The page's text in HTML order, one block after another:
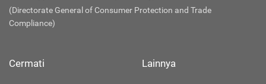
(Directorate General of Consumer Protection and Trade
Compliance)
Cermati Lainnya